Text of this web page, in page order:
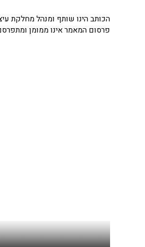
הכותב הינו שותף ומנהל מחלקת
פרסום המאמר אינו ממומן